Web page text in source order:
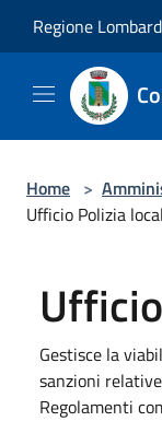
Regione
Home >
Ufficio Polizia
Gestisce la
sanzioni
Regolamenti